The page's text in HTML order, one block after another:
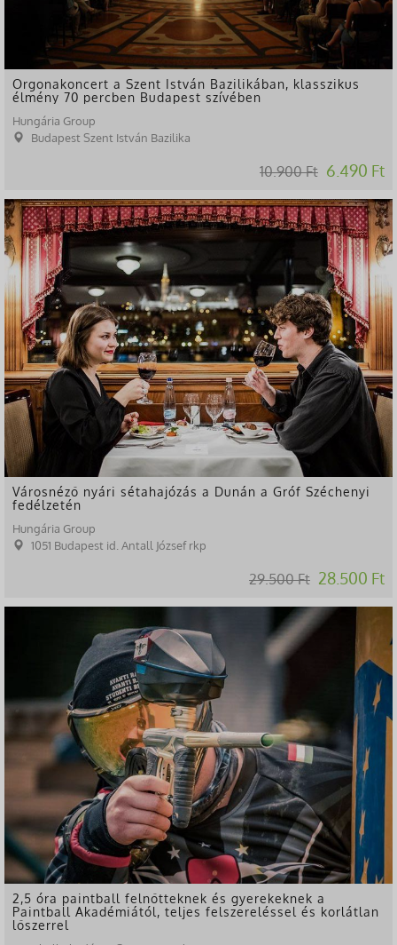
Orgonakoncert a Szent István Bazilikában, klasszikus
élmény 70 percben Budapest szívében
Hungária Group
Budapest Szent István Bazilika
10.900 Ft 6.490 Ft
-3%
Városnéző nyári sétahajózás a Dunán a Gróf Széchenyi
fedélzetén
Hungária Group
1051 Budapest id. Antall József rkp
29.500 Ft 28.500 Ft
2,5 óra paintball felnőtteknek és gyerekeknek a
Paintball Akadémiától, teljes felszereléssel és korlátlan
lőszerrel